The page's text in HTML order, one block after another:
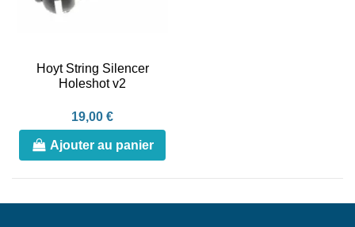
Hoyt String Silencer
Holeshot v2
19,00 €
Ajouter au panier